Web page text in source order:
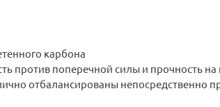
карбона
против поперечной силы и прочность на
отбалансированы непосредственно